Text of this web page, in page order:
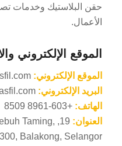
حقن البلاستيك وخدمات
الأعمال.
الموقع الإلكتروني
الموقع الإلكتروني:
البريد الإلكتروني:
الهاتف: +603-8961 8509
العنوان:
Taming,
Balakong, Selangor